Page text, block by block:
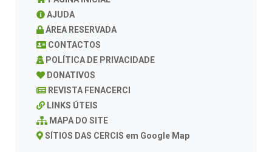
AJUDA
ÁREA RESERVADA
CONTACTOS
POLÍTICA DE PRIVACIDADE
DONATIVOS
REVISTA FENACERCI
LINKS ÚTEIS
MAPA DO SITE
SÍTIOS DAS CERCIS em Google Map